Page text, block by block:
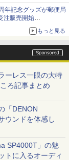
年記念グッズが郵便局
注販売開始
ョン」など今年だけの
もっと見る
ーレス一眼の大特
ろ記事まとめ
「DENON
ウンドを体感し
SP4000T」の魅
トに入るオーディ